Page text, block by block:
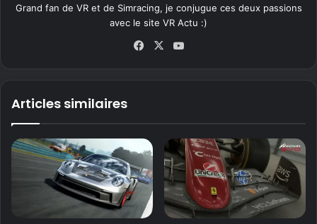
Grand fan de VR et de Simracing, je conjugue ces deux passions
avec le site VR Actu :)
Fa
X
Articles similaires